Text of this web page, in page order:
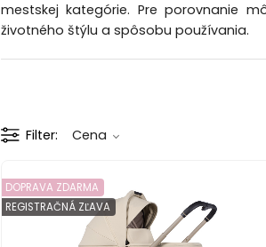
mestskej kategórie. Pre porovnanie
životného štýlu a spôsobu používania.
Filter Cena
DOPRAVA ZDARMA
REGISTRAČNÁ ZĽAVA